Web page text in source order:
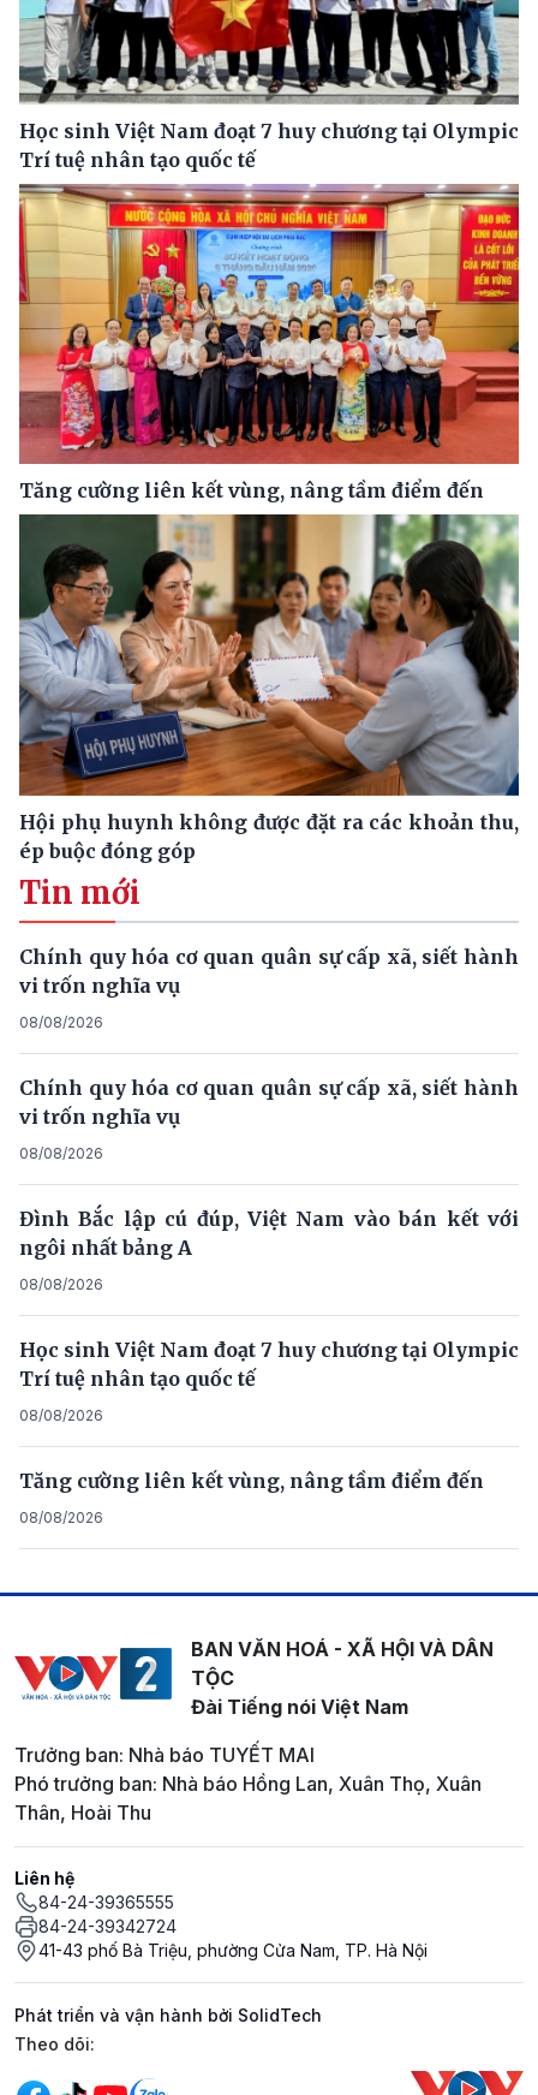
Học sinh Việt Nam đoạt 7 huy chương tại Olympic
Trí tuệ nhân tạo quốc tế
Tăng cường liên kết vùng, nâng tầm điểm đến
Hội phụ huynh không được đặt ra các khoản thu,
ép buộc đóng góp
Tin mới
Chính quy hóa cơ quan quân sự cấp xã, siết hành
vi trốn nghĩa vụ
08/08/2026
Chính quy hóa cơ quan quân sự cấp xã, siết hành
vi trốn nghĩa vụ
08/08/2026
Đình Bắc lập cú đúp, Việt Nam vào bán kết với
ngôi nhất bảng A
08/08/2026
Học sinh Việt Nam đoạt 7 huy chương tại Olympic
Trí tuệ nhân tạo quốc tế
08/08/2026
Tăng cường liên kết vùng, nâng tầm điểm đến
08/08/2026
BAN VĂN HOÁ - XÃ HỘI VÀ DÂN
TỘC
Đài Tiếng nói Việt Nam
Trưởng ban: Nhà báo TUYẾT MAI
Phó trưởng ban: Nhà báo Hồng Lan, Xuân Thọ, Xuân
Thân, Hoài Thu
Liên hệ
84-24-39365555
84-24-39342724
41-43 phố Bà Triệu, phường Cửa Nam, TP. Hà Nội
Phát triển và vận hành bởi SolidTech
Mạng xã hội
Theo dõi: